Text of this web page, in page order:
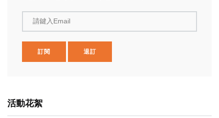
請鍵入Email
訂閱 退訂
活動花絮